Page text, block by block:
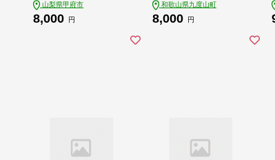
料）山梨県甲府市
8,000 円
和歌山県九度山町
8,000 円